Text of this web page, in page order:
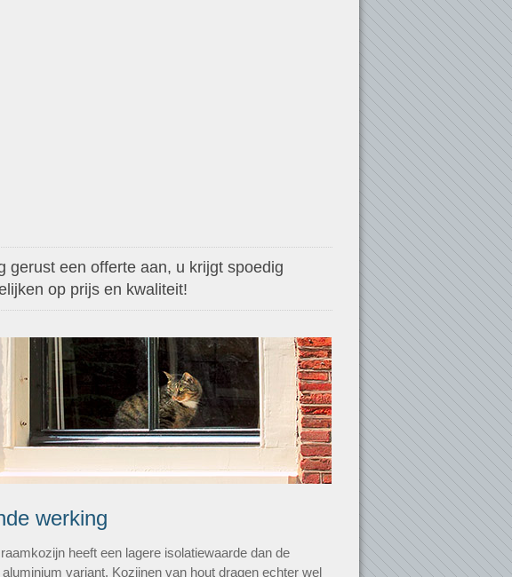
gerust een offerte aan, u krijgt spoedig
op prijs en kwaliteit!
werking
heeft een lagere isolatiewaarde dan de
variant. Kozijnen van hout dragen echter wel